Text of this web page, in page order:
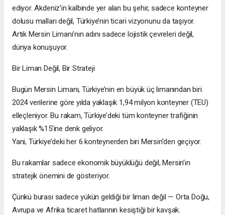
ediyor. Akdeniz’in kalbinde yer alan bu şehir, sadece konteyner
dolusu malları değil, Türkiye’nin ticari vizyonunu da taşıyor.
Artık Mersin Limanı’nın adını sadece lojistik çevreleri değil,
dünya konuşuyor.
Bir Liman Değil, Bir Strateji
Bugün Mersin Limanı, Türkiye’nin en büyük üç limanından biri.
2024 verilerine göre yılda yaklaşık 1,94 milyon konteyner (TEU)
elleçleniyor. Bu rakam, Türkiye’deki tüm konteyner trafiğinin
yaklaşık %15’ine denk geliyor.
Yani, Türkiye’deki her 6 konteynerden biri Mersin’den geçiyor.
Bu rakamlar sadece ekonomik büyüklüğü değil, Mersin’in
stratejik önemini de gösteriyor.
Çünkü burası sadece yükün geldiği bir liman değil — Orta Doğu,
Avrupa ve Afrika ticaret hatlarının kesiştiği bir kavşak.